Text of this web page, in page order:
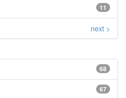
11
next >
68
67